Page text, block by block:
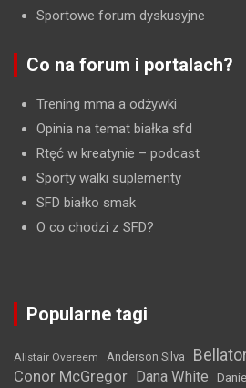
Sportowe forum dyskusyjne
Co na forum i portalach?
Trening mma a odżywki
Opinia na temat białka sfd
Rtęć w kreatynie – podcast
Sporty walki suplementy
SFD białko smak
O co chodzi z SFD?
Popularne tagi
Alistair Overeem Anderson Silva
Conor McGregor Dana White